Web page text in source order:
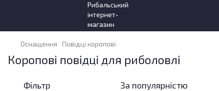
Оснащення Повідці коропові
Коропові повідці для риболовлі
Фільтр За популярністю